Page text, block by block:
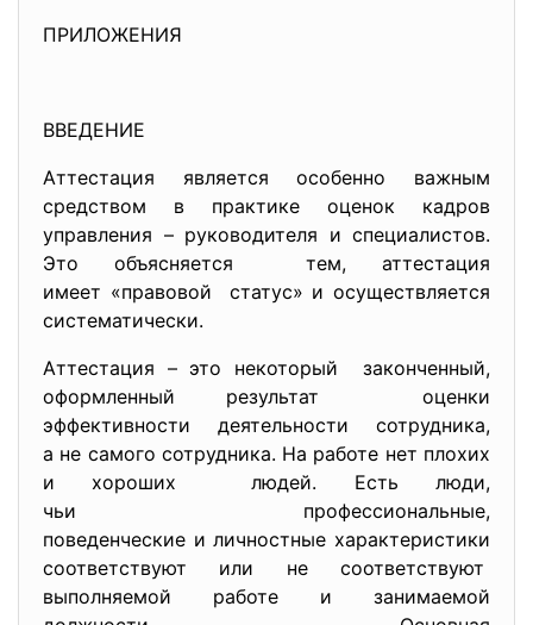
ПРИЛОЖЕНИЯ
ВВЕДЕНИЕ
Аттестация является особенно важным
средством в практике оценок кадров
управления – руководителя и специалистов.
Это объясняется тем, аттестация
имеет «правовой статус» и осуществляется
систематически.
Аттестация – это некоторый законченный,
оформленный результат оценки
эффективности деятельности сотрудника,
а не самого сотрудника. На работе нет плохих
и хороших людей. Есть люди,
чьи профессиональные,
поведенческие и личностные характеристики
соответствуют или не соответствуют
выполняемой работе и занимаемой